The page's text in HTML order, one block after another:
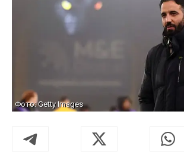
Фото: Getty Images